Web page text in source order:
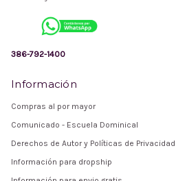
386-792-1400
Información
Compras al por mayor
Comunicado - Escuela Dominical
Derechos de Autor y Políticas de Privacidad
Información para dropship